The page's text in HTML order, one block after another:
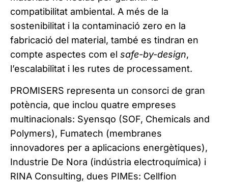
compatibilitat ambiental. A més de la
sostenibilitat i la contaminació zero en la
fabricació del material, també es tindran en
compte aspectes com el safe-by-design,
l’escalabilitat i les rutes de processament.
PROMISERS representa un consorci de gran
potència, que inclou quatre empreses
multinacionals: Syensqo (SOF, Chemicals and
Polymers), Fumatech (membranes
innovadores per a aplicacions energètiques),
Industrie De Nora (indústria electroquímica) i
RINA Consulting, dues PIMEs: Cellfion